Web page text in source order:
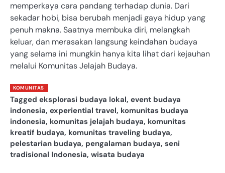
memperkaya cara pandang terhadap dunia. Dari
sekadar hobi, bisa berubah menjadi gaya hidup yang
penuh makna. Saatnya membuka diri, melangkah
keluar, dan merasakan langsung keindahan budaya
yang selama ini mungkin hanya kita lihat dari kejauhan
melalui Komunitas Jelajah Budaya.
KOMUNITAS
Tagged eksplorasi budaya lokal, event budaya
indonesia, experiential travel, komunitas budaya
indonesia, komunitas jelajah budaya, komunitas
kreatif budaya, komunitas traveling budaya,
pelestarian budaya, pengalaman budaya, seni
tradisional Indonesia, wisata budaya